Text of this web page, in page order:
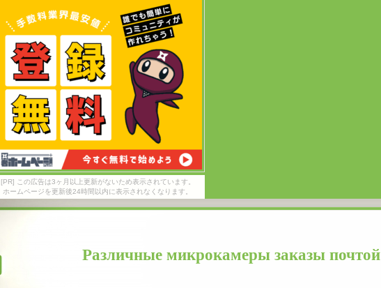
[PR] この広告は3ヶ月以上更新がないため表示されています。
ホームページを更新後24時間以内に表示されなくなります。
Различные микрокамеры заказы почтой